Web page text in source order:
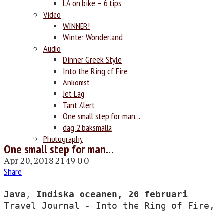
LA on bike – 6 tips
Video
WINNER!
Winter Wonderland
Audio
Dinner Greek Style
Into the Ring of Fire
Ankomst
Jet Lag
Tant Alert
One small step for man…
dag 2 baksmälla
Photography
One small step for man…
Apr 20, 2018 2149 0 0
Share
Travel Journal - Into the Ring of Fire,